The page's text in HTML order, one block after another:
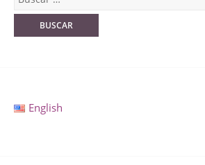
English